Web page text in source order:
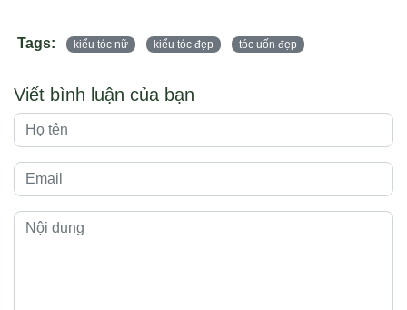
Tags: kiểu tóc nữ kiểu tóc đẹp tóc uốn đẹp
Viết bình luận của bạn